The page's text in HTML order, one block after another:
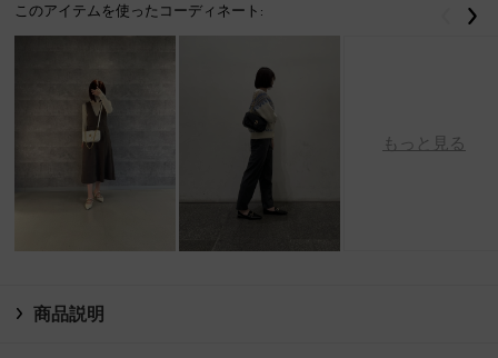
このアイテムを使ったコーディネート:
もっと見る
戻る
商品説明